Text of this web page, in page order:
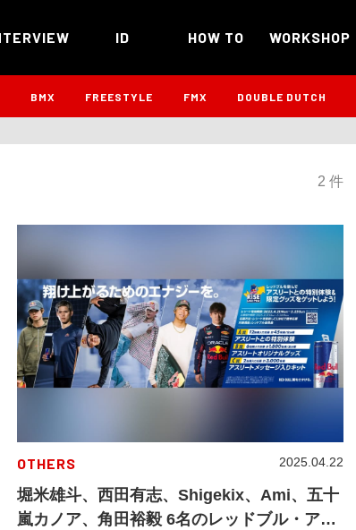
ID HOW TO WORKSHOP
BMX FREESTYLE FMX DOUBLE DUTCH
2 件
OTHERS
堀米雄斗、西田有志、Shigekix、Ami、五十
嵐カノア、角田裕毅 6名のレッドブル・アス
2025.04.22